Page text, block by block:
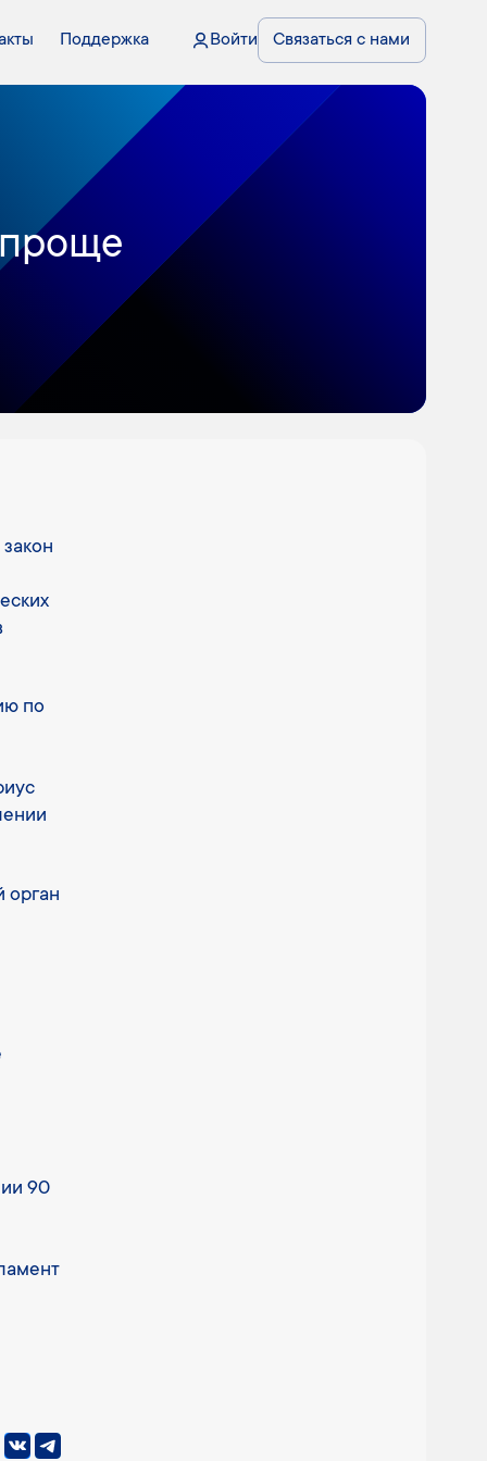
Поддержка Войти Связаться с нами
по
орган
90